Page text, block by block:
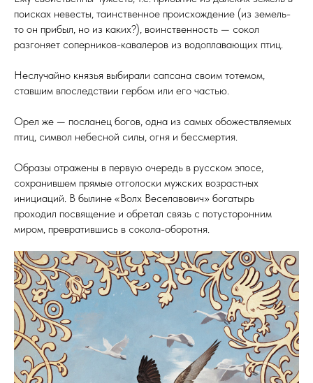
поисках невесты, таинственное происхождение (из земель-
то он прибыл, но из каких?), воинственность — сокол
разгоняет соперников-кавалеров из водоплавающих птиц.
Неслучайно князья выбирали сапсана своим тотемом,
ставшим впоследствии гербом или его частью.
Орел же — посланец богов, одна из самых обожествляемых
птиц, символ небесной силы, огня и бессмертия.
Образы отражены в первую очередь в русском эпосе,
сохранившем прямые отголоски мужских возрастных
инициаций. В былине «Волх Веселавович» богатырь
проходил посвящение и обретал связь с потусторонним
миром, превратившись в сокола-оборотня.